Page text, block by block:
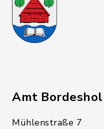
Amt
Mühlenstraße 7